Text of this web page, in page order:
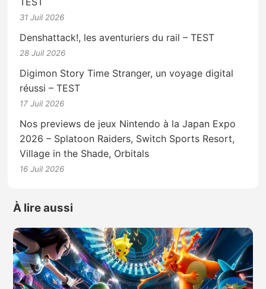
31 Juil 2026
Denshattack!, les aventuriers du rail – TEST
28 Juil 2026
Digimon Story Time Stranger, un voyage digital
réussi – TEST
17 Juil 2026
Nos previews de jeux Nintendo à la Japan Expo
2026 – Splatoon Raiders, Switch Sports Resort,
Village in the Shade, Orbitals
16 Juil 2026
À lire aussi